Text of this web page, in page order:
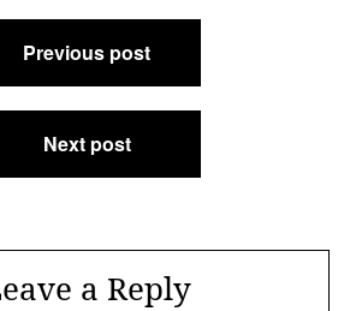
Previous post
Next post
a Reply